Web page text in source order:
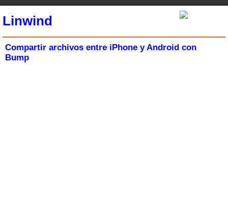
Linwind
Compartir archivos entre iPhone y Android con
Bump